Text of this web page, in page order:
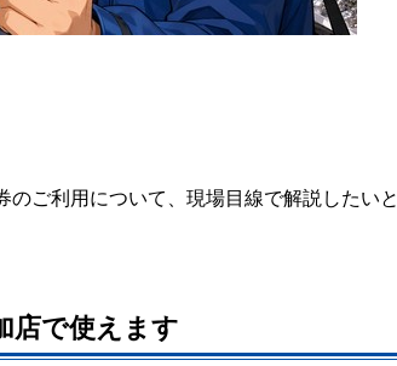
ご利用について、現場目線で解説したいと
店で使えます